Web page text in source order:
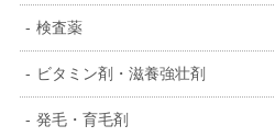
検査薬
ビタミン剤・滋養強壮剤
発毛・育毛剤